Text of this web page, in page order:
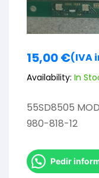
15,00€(IVA
Availability: In
55SD8505
980-818-12
Pedir